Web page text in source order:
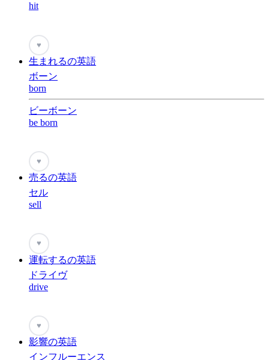
hit
♥
生まれるの英語
ボーン
born
ビーボーン
be born
♥
売るの英語
セル
sell
♥
運転するの英語
ドライヴ
drive
♥
影響の英語
インフルーエンス